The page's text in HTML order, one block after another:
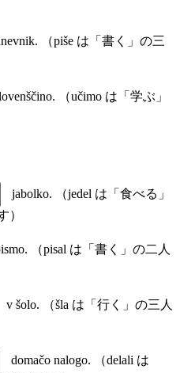
（piše は「書く」の三
（učimo は「学ぶ」
jabolko. （jedel は「食べる」
）
（pisal は「書く」の二人
v šolo. （šla は「行く」の三人
domačo nalogo. （delali は